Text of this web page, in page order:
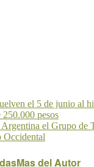
el 5 de junio al
250.000 pesos
Argentina el Grupo de
Occidental
Mas del Autor